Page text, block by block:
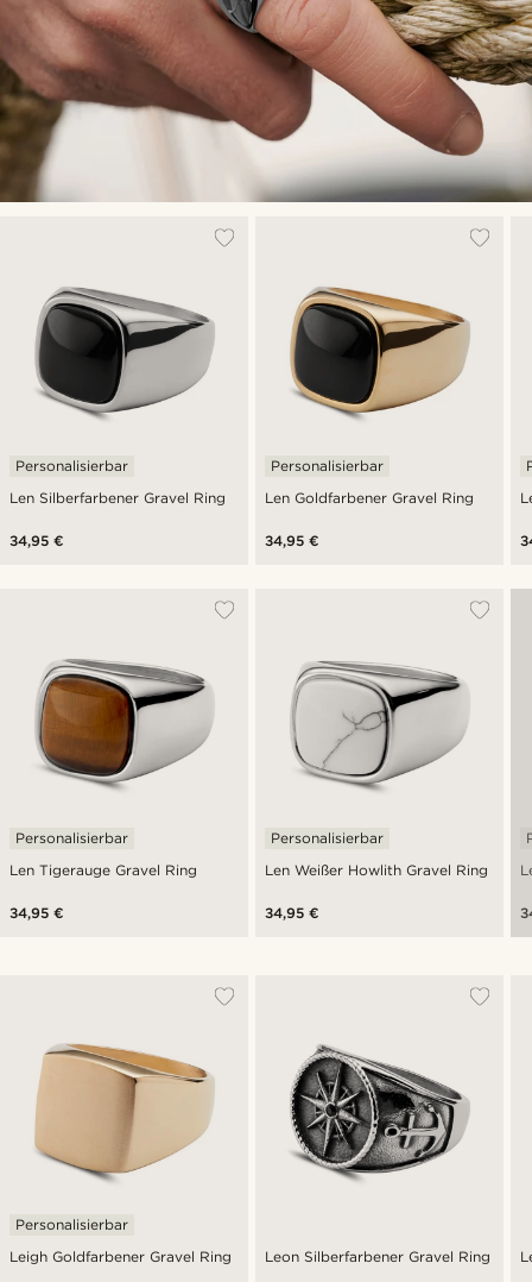
Len Silberfarbener Gravel Ring
Personalisierbar
34,95 €
Len Goldfarbener Gravel Ring
Personalisierbar
34,95 €
Len Tigerauge Gravel Ring
Personalisierbar
34,95 €
Len Weißer Howlith Gravel Ring
Personalisierbar
34,95 €
Leigh Goldfarbener Gravel Ring
Personalisierbar
Leon Silberfarbener Gravel Ring